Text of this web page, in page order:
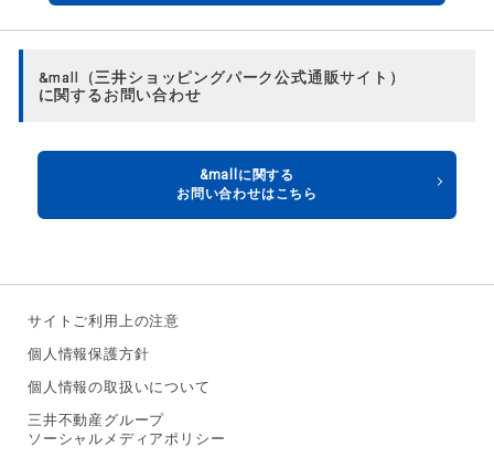
&mall（三井ショッピングパーク公式通販サイト）
に関するお問い合わせ
&mallに関する
お問い合わせはこちら
サイトご利用上の注意
個人情報保護方針
個人情報の取扱いについて
三井不動産グループ
ソーシャルメディアポリシー